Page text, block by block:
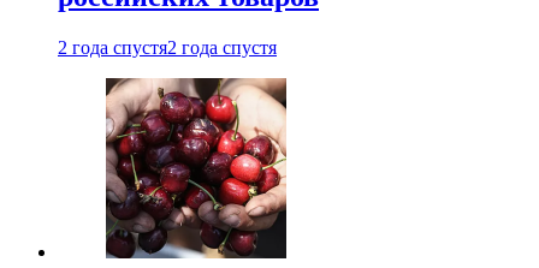
2 года спустя2 года спустя